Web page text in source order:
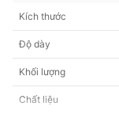
Kích thước
Độ dày
Khối lượng
Chất liệu